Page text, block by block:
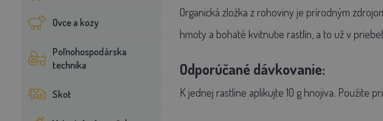
Ovce a kozy
Poľnohospodárska
technika
Skot
Organická zložka z rohoviny je prírodným
hmoty a bohaté kvitnutie rastlín, a to už v
Odporúčané dávkovanie:
K jednej rastline aplikujte 10 g hnojiva. Použite